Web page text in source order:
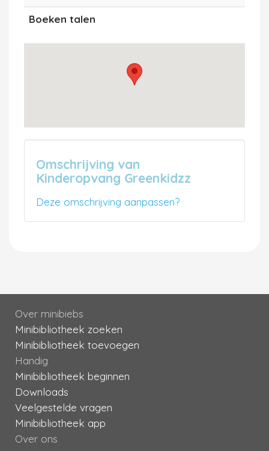
Boeken talen
Omschrijving van
Kinderopvang Greenkidzz
Deze omschrijving aanpassen?
Over minibiebs
Minibibliotheek zoeken
Minibibliotheek toevoegen
Handig
Minibibliotheek beginnen
Downloads
Veelgestelde vragen
Minibibliotheek app
Over ons